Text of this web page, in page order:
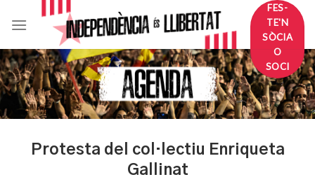
FES-
TE'N
SÒCIA
O
SOCI
Protesta del col·lectiu Enriqueta
Gallinat